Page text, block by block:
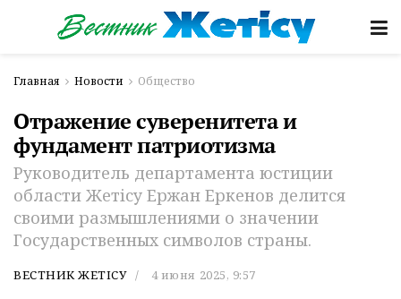
Главная Новости Общество
Отражение суверенитета и
фундамент патриотизма
Руководитель департамента юстиции
области Жетісу Ержан Еркенов делится
своими размышлениями о значении
Государственных символов страны.
ВЕСТНИК ЖЕТІСУ 4 июня 2025, 9:57